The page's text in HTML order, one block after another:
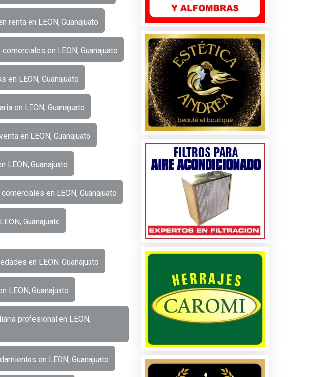
renta en LEON, Guanajuato
en LEON, Guanajuato
en LEON, Guanajuato
en LEON, Guanajuato
en LEON, Guanajuato
LEON, Guanajuato
en LEON, Guanajuato
Guanajuato
en LEON, Guanajuato
LEON, Guanajuato
profesional en LEON,
en LEON, Guanajuato